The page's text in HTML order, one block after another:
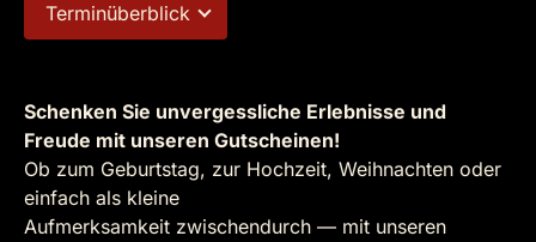
Terminüberblick
Schenken Sie unvergessliche Erlebnisse und
Freude mit unseren Gutscheinen!
Ob zum Geburtstag, zur Hochzeit, Weihnachten oder
einfach als kleine
Aufmerksamkeit zwischendurch — mit unseren